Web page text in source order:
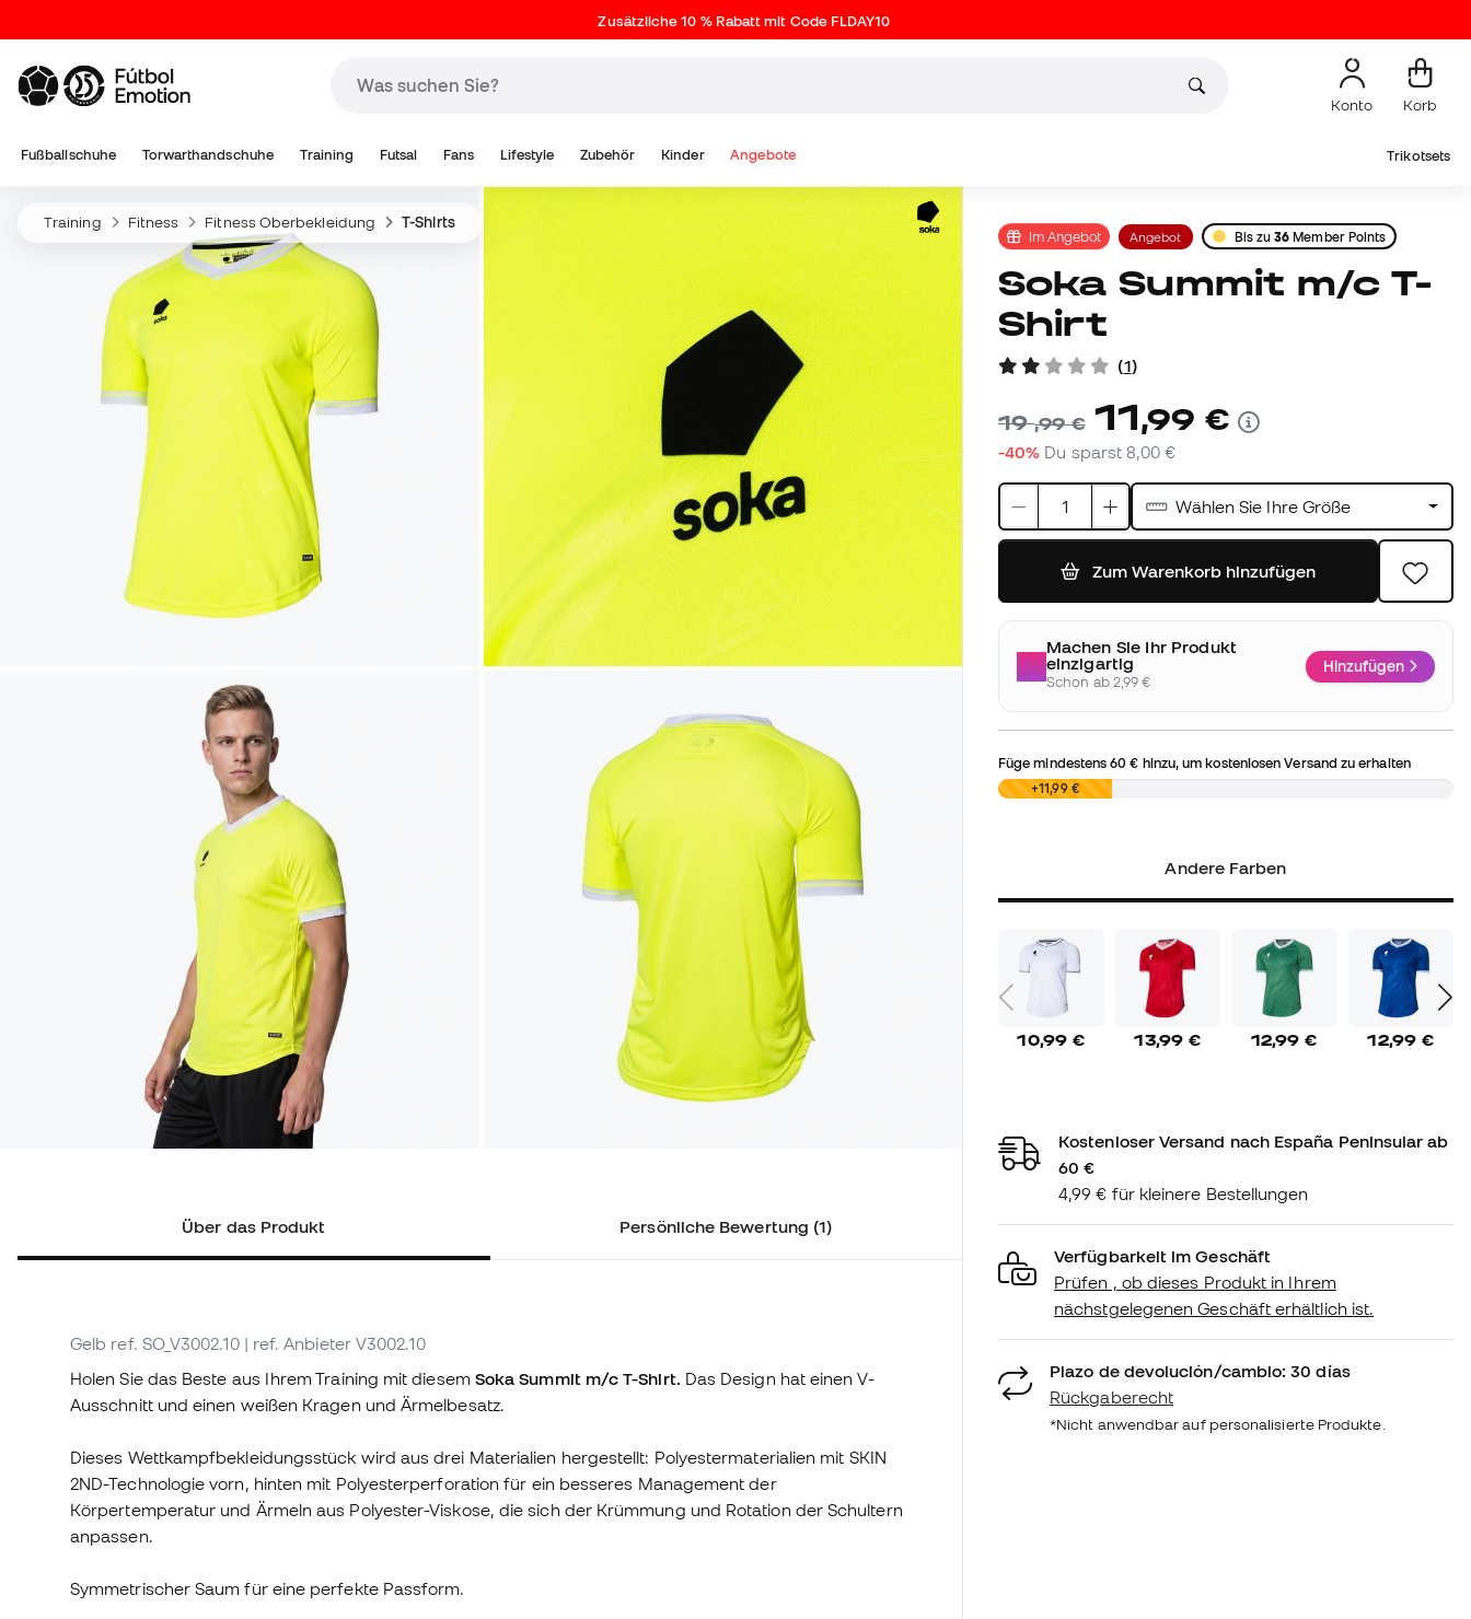
Zusätzliche 10 % Rabatt mit Code FLDAY10
Konto Korb
Fußballschuhe Torwarthandschuhe Training Futsal Fans Lifestyle Zubehör Kinder Angebote Trikotsets
Training Fitness Fitness Oberbekleidung T-Shirts
Über das Produkt Persönliche Bewertung (1)
Gelb ref. SO_V3002.10 | ref. Anbieter V3002.10
Holen Sie das Beste aus Ihrem Training mit diesem Soka Summit m/c T-Shirt. Das Design hat einen V-
Ausschnitt und einen weißen Kragen und Ärmelbesatz.
Dieses Wettkampfbekleidungsstück wird aus drei Materialien hergestellt: Polyestermaterialien mit SKIN
2ND-Technologie vorn, hinten mit Polyesterperforation für ein besseres Management der
Körpertemperatur und Ärmeln aus Polyester-Viskose, die sich der Krümmung und Rotation der Schultern
anpassen.
Symmetrischer Saum für eine perfekte Passform.
Im Angebot Angebot Bis zu36 Member Points
Soka Summit m/c T-
Shirt
(1)
19,99 € 11,99 €
-40% Du sparst8,00 €
Wählen Sie Ihre Größe
Zum Warenkorb hinzufügen
Machen Sie Ihr Produkt
einzigartig
Schon ab 2,99 €
Hinzufügen
Füge mindestens60 € hinzu, um kostenlosen Versand zu erhalten
0,00 €+11,99 €
Andere Farben
10,99 € 13,99 € 12,99 € 12,99 €
Kostenloser Versand nach España Peninsular ab
60 €
4,99 € für kleinere Bestellungen
Verfügbarkeit im Geschäft
Prüfen , ob dieses Produkt in Ihrem
nächstgelegenen Geschäft erhältlich ist.
Plazo de devolución/cambio: 30 días
Rückgaberecht
*Nicht anwendbar auf personalisierte Produkte.